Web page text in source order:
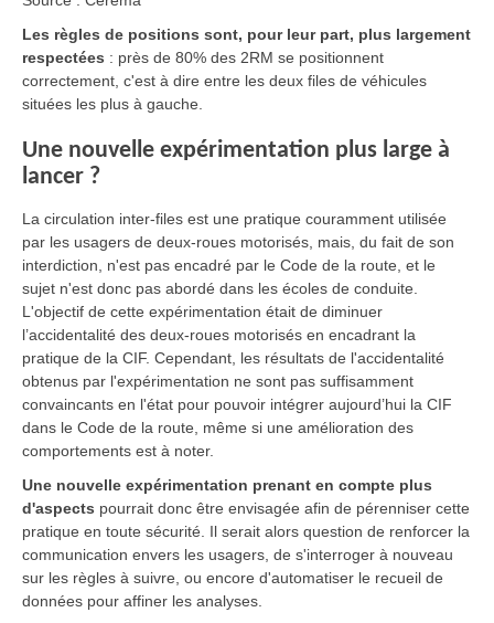
Les règles de positions sont, pour leur part, plus largement
respectées : près de 80% des 2RM se positionnent
correctement, c'est à dire entre les deux files de véhicules
situées les plus à gauche.
Une nouvelle expérimentation plus large à
lancer ?
La circulation inter-files est une pratique couramment utilisée
par les usagers de deux-roues motorisés, mais, du fait de son
interdiction, n'est pas encadré par le Code de la route, et le
sujet n'est donc pas abordé dans les écoles de conduite.
L'objectif de cette expérimentation était de diminuer
l’accidentalité des deux-roues motorisés en encadrant la
pratique de la CIF. Cependant, les résultats de l'accidentalité
obtenus par l'expérimentation ne sont pas suffisamment
convaincants en l'état pour pouvoir intégrer aujourd’hui la CIF
dans le Code de la route , même si une amélioration des
comportements est à noter.
Une nouvelle expérimentation prenant en compte plus
d'aspects pourrait donc être envisagée afin de pérenniser cette
pratique en toute sécurité. Il serait alors question de renforcer la
communication envers les usagers, de s'interroger à nouveau
sur les règles à suivre, ou encore d'automatiser le recueil de
données pour affiner les analyses.